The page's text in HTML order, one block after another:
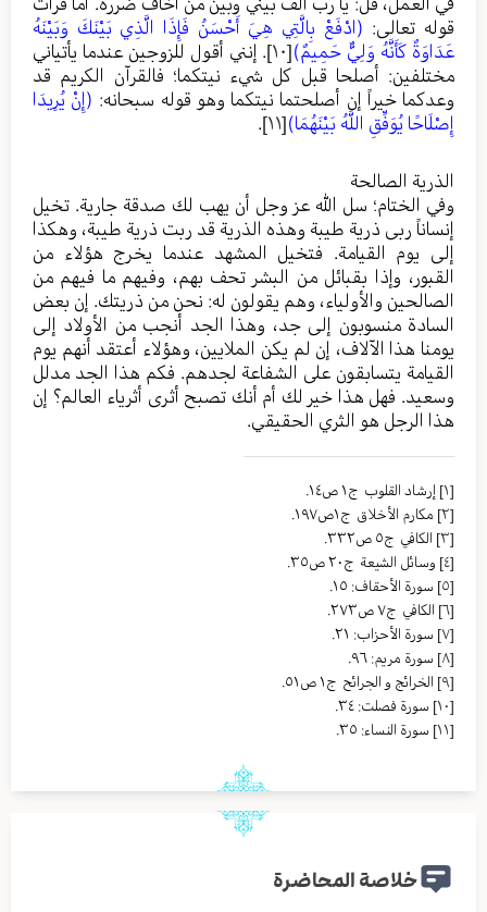
قوله تعالى: (ادْفَعْ بِالَّتِي هِيَ أَحْسَنُ فَإِذَا الَّذِي بَيْنَكَ وَبَيْنَهُ
عَدَاوَةٌ كَأَنَّهُ وَلِيٌّ حَمِيمٌ)[١٠]
. إنني أقول للزوجين عندما يأتياني
مختلفين: أصلحا قبل كل شيء نيتكما؛ فالقرآن الكريم قد
وعدكما خيراً إن أصلحتما نيتكما وهو قوله سبحانه: (إِنْ يُرِيدَا
إِصْلَاحًا يُوَفِّقِ اللَّهُ بَيْنَهُمَا)[١١] .
الذرية الصالحة
وفي الختام؛ سل الله عز وجل أن يهب لك صدقة جارية. تخيل
إنساناً ربى ذرية طيبة وهذه الذرية قد ربت ذرية طيبة، وهكذا
إلى يوم القيامة. فتخيل المشهد عندما يخرج هؤلاء من
القبور، وإذا بقبائل من البشر تحف بهم، وفيهم ما فيهم من
الصالحين والأولياء، وهم يقولون له: نحن من ذريتك. إن بعض
السادة منسوبون إلى جد، وهذا الجد أنجب من الأولاد إلى
يومنا هذا الآلاف، إن لم يكن الملايين، وهؤلاء أعتقد أنهم يوم
القيامة يتسابقون على الشفاعة لجدهم. فكم هذا الجد مدلل
وسعيد. فهل هذا خير لك أم أنك تصبح أثرى أثرياء العالم؟ إن
هذا الرجل هو الثري الحقيقي.
[١]
إرشاد القلوب ج١ ص١٤.
[٢]
مکارم الأخلاق ج١ص١٩٧.
[٣]
الکافي ج٥ ص٣٣٢.
[٤]
وسائل الشیعة ج٢٠ ص٣٥.
[٥]
سورة الأحقاف: ١٥.
[٦]
الکافي ج٧ ص٢٧٣.
[٧]
سورة الأحزاب: ٢١.
[٨]
سورة مريم: ٩٦.
[٩]
الخرائج و الجرائح ج١ ص٥١.
[١٠]
سورة فصلت: ٣٤.
[١١]
سورة النساء: ٣٥.
خلاصة المحاضرة